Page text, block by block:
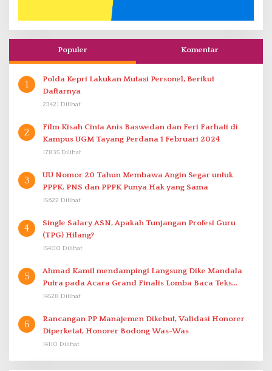
Populer Komentar
1
Polda Kepri Lakukan Mutasi Personel, Berikut
Daftarnya
23421 Dilihat
2
Film Kisah Cinta Anis Baswedan dan Feri Farhati di
Kampus UGM Tayang Perdana 1 Februari 2024
17835 Dilihat
3
UU Nomor 20 Tahun Membawa Angin Segar untuk
PPPK. PNS dan PPPK Punya Hak yang Sama
15622 Dilihat
4
Single Salary ASN, Apakah Tunjangan Profesi Guru
(TPG) Hilang?
15400 Dilihat
5
Ahmad Kamil mendampingi Langsung Dike Mandala
Putra pada Acara Grand Finalis Lomba Baca Teks
Proklamasi Mirip Bung Karno di Bali
14528 Dilihat
6
Rancangan PP Manajemen Dikebut, Validasi Honorer
Diperketat, Honorer Bodong Was-Was
14110 Dilihat